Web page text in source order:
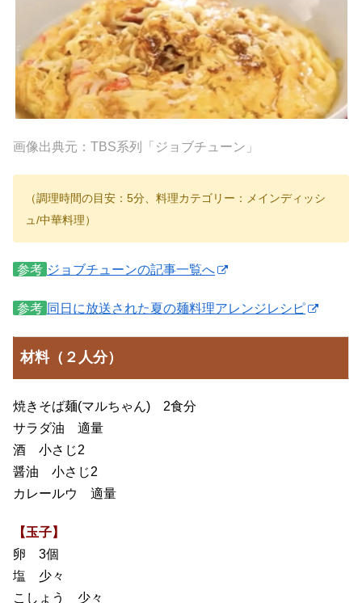
画像出典元：TBS系列「ジョブチューン」
（調理時間の目安：5分、料理カテゴリー：メインディッシ
ュ/中華料理）
参考 ジョブチューンの記事一覧へ
参考 同日に放送された夏の麺料理アレンジレシピ
材料（２人分）
焼きそば麺(マルちゃん) 2食分
サラダ油 適量
酒 小さじ2
醤油 小さじ2
カレールウ 適量
【玉子】
卵 3個
塩 少々
こしょう 少々